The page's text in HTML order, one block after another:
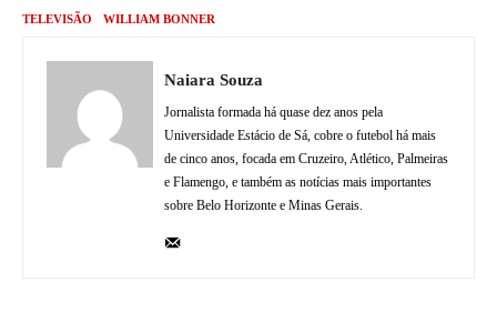
TELEVISÃO
WILLIAM BONNER
Naiara Souza
Jornalista formada há quase dez anos pela
Universidade Estácio de Sá, cobre o futebol há mais
de cinco anos, focada em Cruzeiro, Atlético, Palmeiras
e Flamengo, e também as notícias mais importantes
sobre Belo Horizonte e Minas Gerais.